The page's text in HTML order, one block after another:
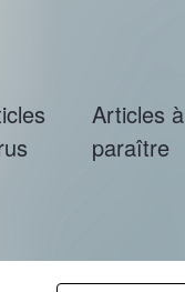
Articles à
paraître